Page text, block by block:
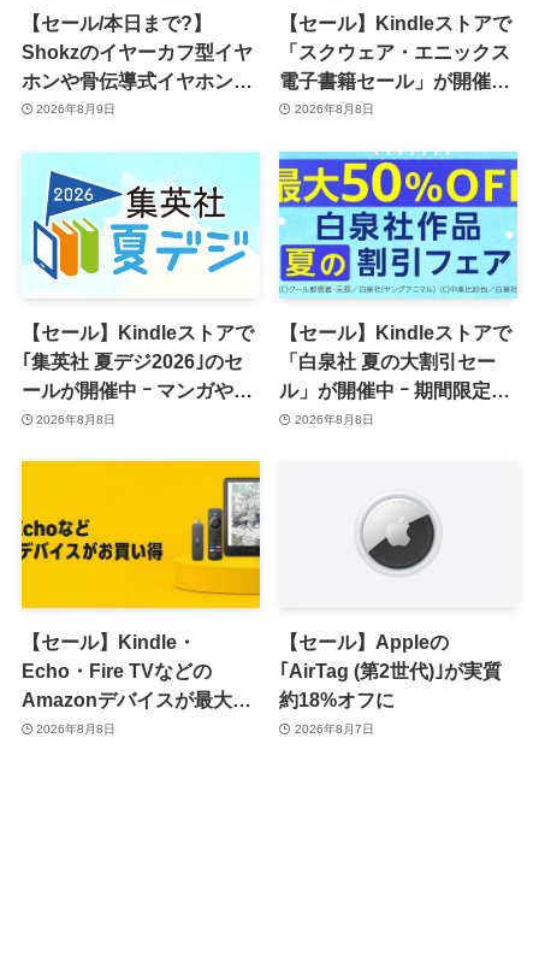
【セール/本日まで?】
Shokzのイヤーカフ型イヤ
ホンや骨伝導式イヤホンが
一律10％のポイント還元に
2026年8月9日
【セール】Kindleストアで
「スクウェア・エニックス
電子書籍セール」が開催中
ｰ コミックやゲーム関連書
2026年8月8日
【セール】Kindleストアで
｢集英社 夏デジ2026｣のセ
ールが開催中 ｰ マンガや写
真集など1,000冊以上が
2026年8月8日
【セール】Kindleストアで
「白泉社 夏の大割引セー
ル」が開催中 ｰ 期間限定
70％オフや全巻50％オフな
2026年8月8日
【セール】Kindle・
Echo・Fire TVなどの
Amazonデバイスが最大
31%オフに
2026年8月8日
【セール】Appleの
｢AirTag (第2世代)｣が実質
約18%オフに
2026年8月7日